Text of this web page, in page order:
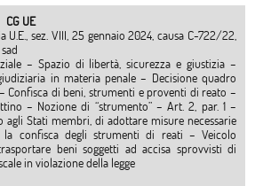
CG UE
U.E., sez. VIII, 25 gennaio 2024, causa C-722/22,
– Spazio di libertà, sicurezza e giustizia –
in materia penale – Decisione quadro
Confisca di beni, strumenti e proventi di reato –
– Nozione di “strumento” – Art. 2, par. 1 –
agli Stati membri, di adottare misure necessarie
la confisca degli strumenti di reati – Veicolo
beni soggetti ad accisa sprovvisti di
in violazione della legge